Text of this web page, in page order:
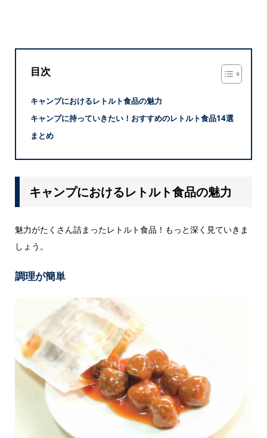
目次
キャンプにおけるレトルト食品の魅力
キャンプに持っていきたい！おすすめのレトルト食品14選
まとめ
キャンプにおけるレトルト食品の魅力
魅力がたくさん詰まったレトルト食品！もっと深く見ていきま
しょう。
調理が簡単